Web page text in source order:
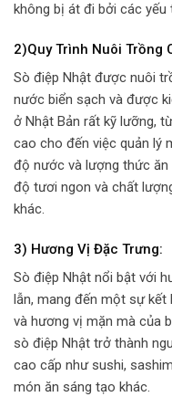
không bị át đi bởi các yếu
2)Quy Trình Nuôi Trồng
Sò điệp Nhật được nuôi
nước biển sạch và được
ở Nhật Bản rất kỹ lưỡng,
cao cho đến việc quản lý
độ nước và lượng thức ăn
độ tươi ngon và chất
khác.
3) Hương Vị Đặc Trưng:
Sò điệp Nhật nổi bật với
lẫn, mang đến một sự
và hương vị mặn mà của
sò điệp Nhật trở thành
cao cấp như sushi,
món ăn sáng tạo khác.